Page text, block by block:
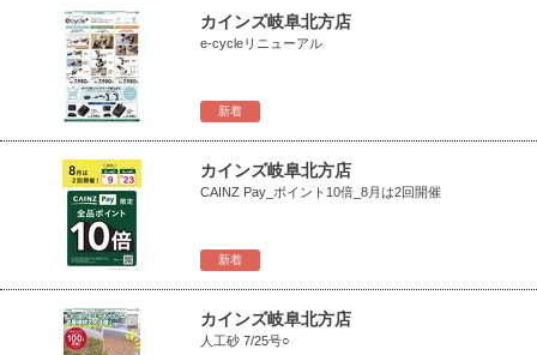
新着
カインズ岐阜北方店
e-cycleリニューアル
新着
カインズ岐阜北方店
CAINZ Pay_ポイント10倍_8月は2回開催
カインズ岐阜北方店
人工砂 7/25号○